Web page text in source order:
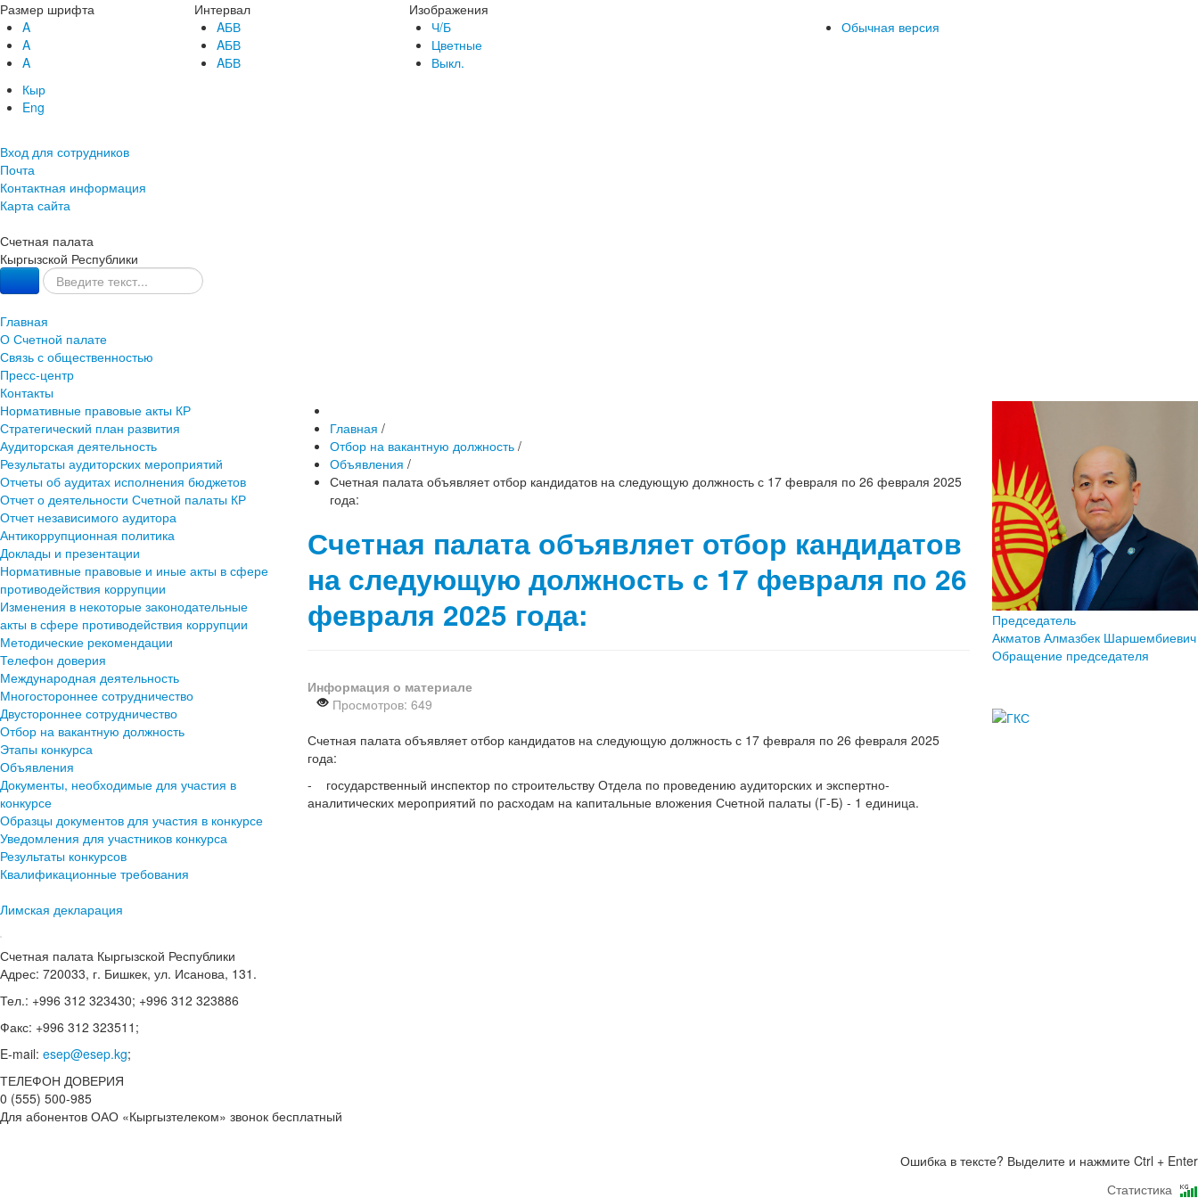
Размер шрифта
A
A
A
Интервал
AБВ
AБВ
AБВ
Изображения
Ч/Б
Цветные
Выкл.
Обычная версия
Кыр
Eng
Вход для сотрудников
Почта
Контактная информация
Карта сайта
Счетная палата
Кыргызской Республики
Главная
О Счетной палате
Связь с общественностью
Пресс-центр
Контакты
Нормативные правовые акты КР
Стратегический план развития
Аудиторская деятельность
Результаты аудиторских мероприятий
Отчеты об аудитах исполнения бюджетов
Отчет о деятельности Счетной палаты КР
Отчет независимого аудитора
Антикоррупционная политика
Доклады и презентации
Нормативные правовые и иные акты в сфере
противодействия коррупции
Изменения в некоторые законодательные
акты в сфере противодействия коррупции
Методические рекомендации
Телефон доверия
Международная деятельность
Многостороннее сотрудничество
Двустороннее сотрудничество
Отбор на вакантную должность
Этапы конкурса
Объявления
Документы, необходимые для участия в
конкурсе
Образцы документов для участия в конкурсе
Уведомления для участников конкурса
Результаты конкурсов
Квалификационные требования
Лимская декларация
Главная /
Отбор на вакантную должность /
Объявления /
Счетная палата объявляет отбор кандидатов на следующую должность с 17 февраля по 26 февраля 2025
года:
Счетная палата объявляет отбор кандидатов
на следующую должность с 17 февраля по 26
февраля 2025 года:
Информация о материале
Просмотров: 649
Счетная палата объявляет отбор кандидатов на следующую должность с 17 февраля по 26 февраля 2025
года:
- государственный инспектор по строительству Отдела по проведению аудиторских и экспертно-
аналитических мероприятий по расходам на капитальные вложения Счетной палаты (Г-Б) - 1 единица.
Председатель
Акматов Алмазбек Шаршембиевич
Обращение председателя
Счетная палата Кыргызской Республики
Адрес: 720033, г. Бишкек, ул. Исанова, 131.
Тел.: +996 312 323430; +996 312 323886
Факс: +996 312 323511;
E-mail: esep@esep.kg;
ТЕЛЕФОН ДОВЕРИЯ
0 (555) 500-985
Для абонентов ОАО «Кыргызтелеком» звонок бесплатный
Ошибка в тексте? Выделите и нажмите Ctrl + Enter
Статистика